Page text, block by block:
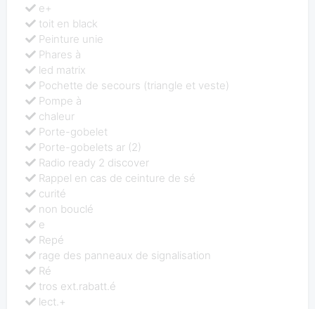
e+
toit en black
Peinture unie
Phares à
led matrix
Pochette de secours (triangle et veste)
Pompe à
chaleur
Porte-gobelet
Porte-gobelets ar (2)
Radio ready 2 discover
Rappel en cas de ceinture de sé
curité
non bouclé
e
Repé
rage des panneaux de signalisation
Ré
tros ext.rabatt.é
lect.+